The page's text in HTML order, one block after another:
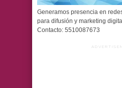
Generamos presencia en
para difusión y marketing
Contacto: 5510087673